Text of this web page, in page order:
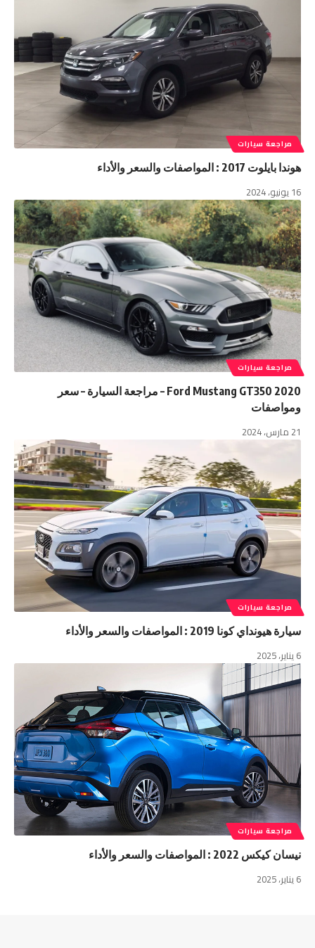
مراجعة سيارات
هوندا بايلوت 2017 : المواصفات والسعر والأداء
16 يونيو، 2024
مراجعة سيارات
2020 Ford Mustang GT350 – مراجعة السيارة – سعر
ومواصفات
21 مارس، 2024
مراجعة سيارات
سيارة هيونداي كونا 2019 : المواصفات والسعر والأداء
6 يناير، 2025
مراجعة سيارات
نيسان كيكس 2022 : المواصفات والسعر والأداء
6 يناير، 2025